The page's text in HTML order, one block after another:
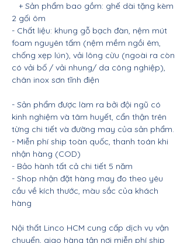
+ Sản phẩm bao gồm: ghế dài tặng kèm
2 gối ôm
- Chất liệu: khung gỗ bạch đàn, nệm mút
foam nguyên tấm (nệm mềm ngồi êm,
chống xẹp lún), vải lông cừu (ngoài ra còn
có vải bố / vải nhung/ da công nghiệp),
chân inox sơn tĩnh điện
- Sản phẩm được làm ra bởi đội ngũ có
kinh nghiệm và tâm huyết, cẩn thận trên
từng chi tiết và đường may của sản phẩm.
- Miễn phí ship toàn quốc, thanh toán khi
nhận hàng (COD)
- Bảo hành tất cả chi tiết 5 năm
- Shop nhận đặt hàng may đo theo yêu
cầu về kích thước, màu sắc của khách
hàng
Nội thất Linco HCM cung cấp dịch vụ vận
chuyển, giao hàng tận nơi miễn phí ship